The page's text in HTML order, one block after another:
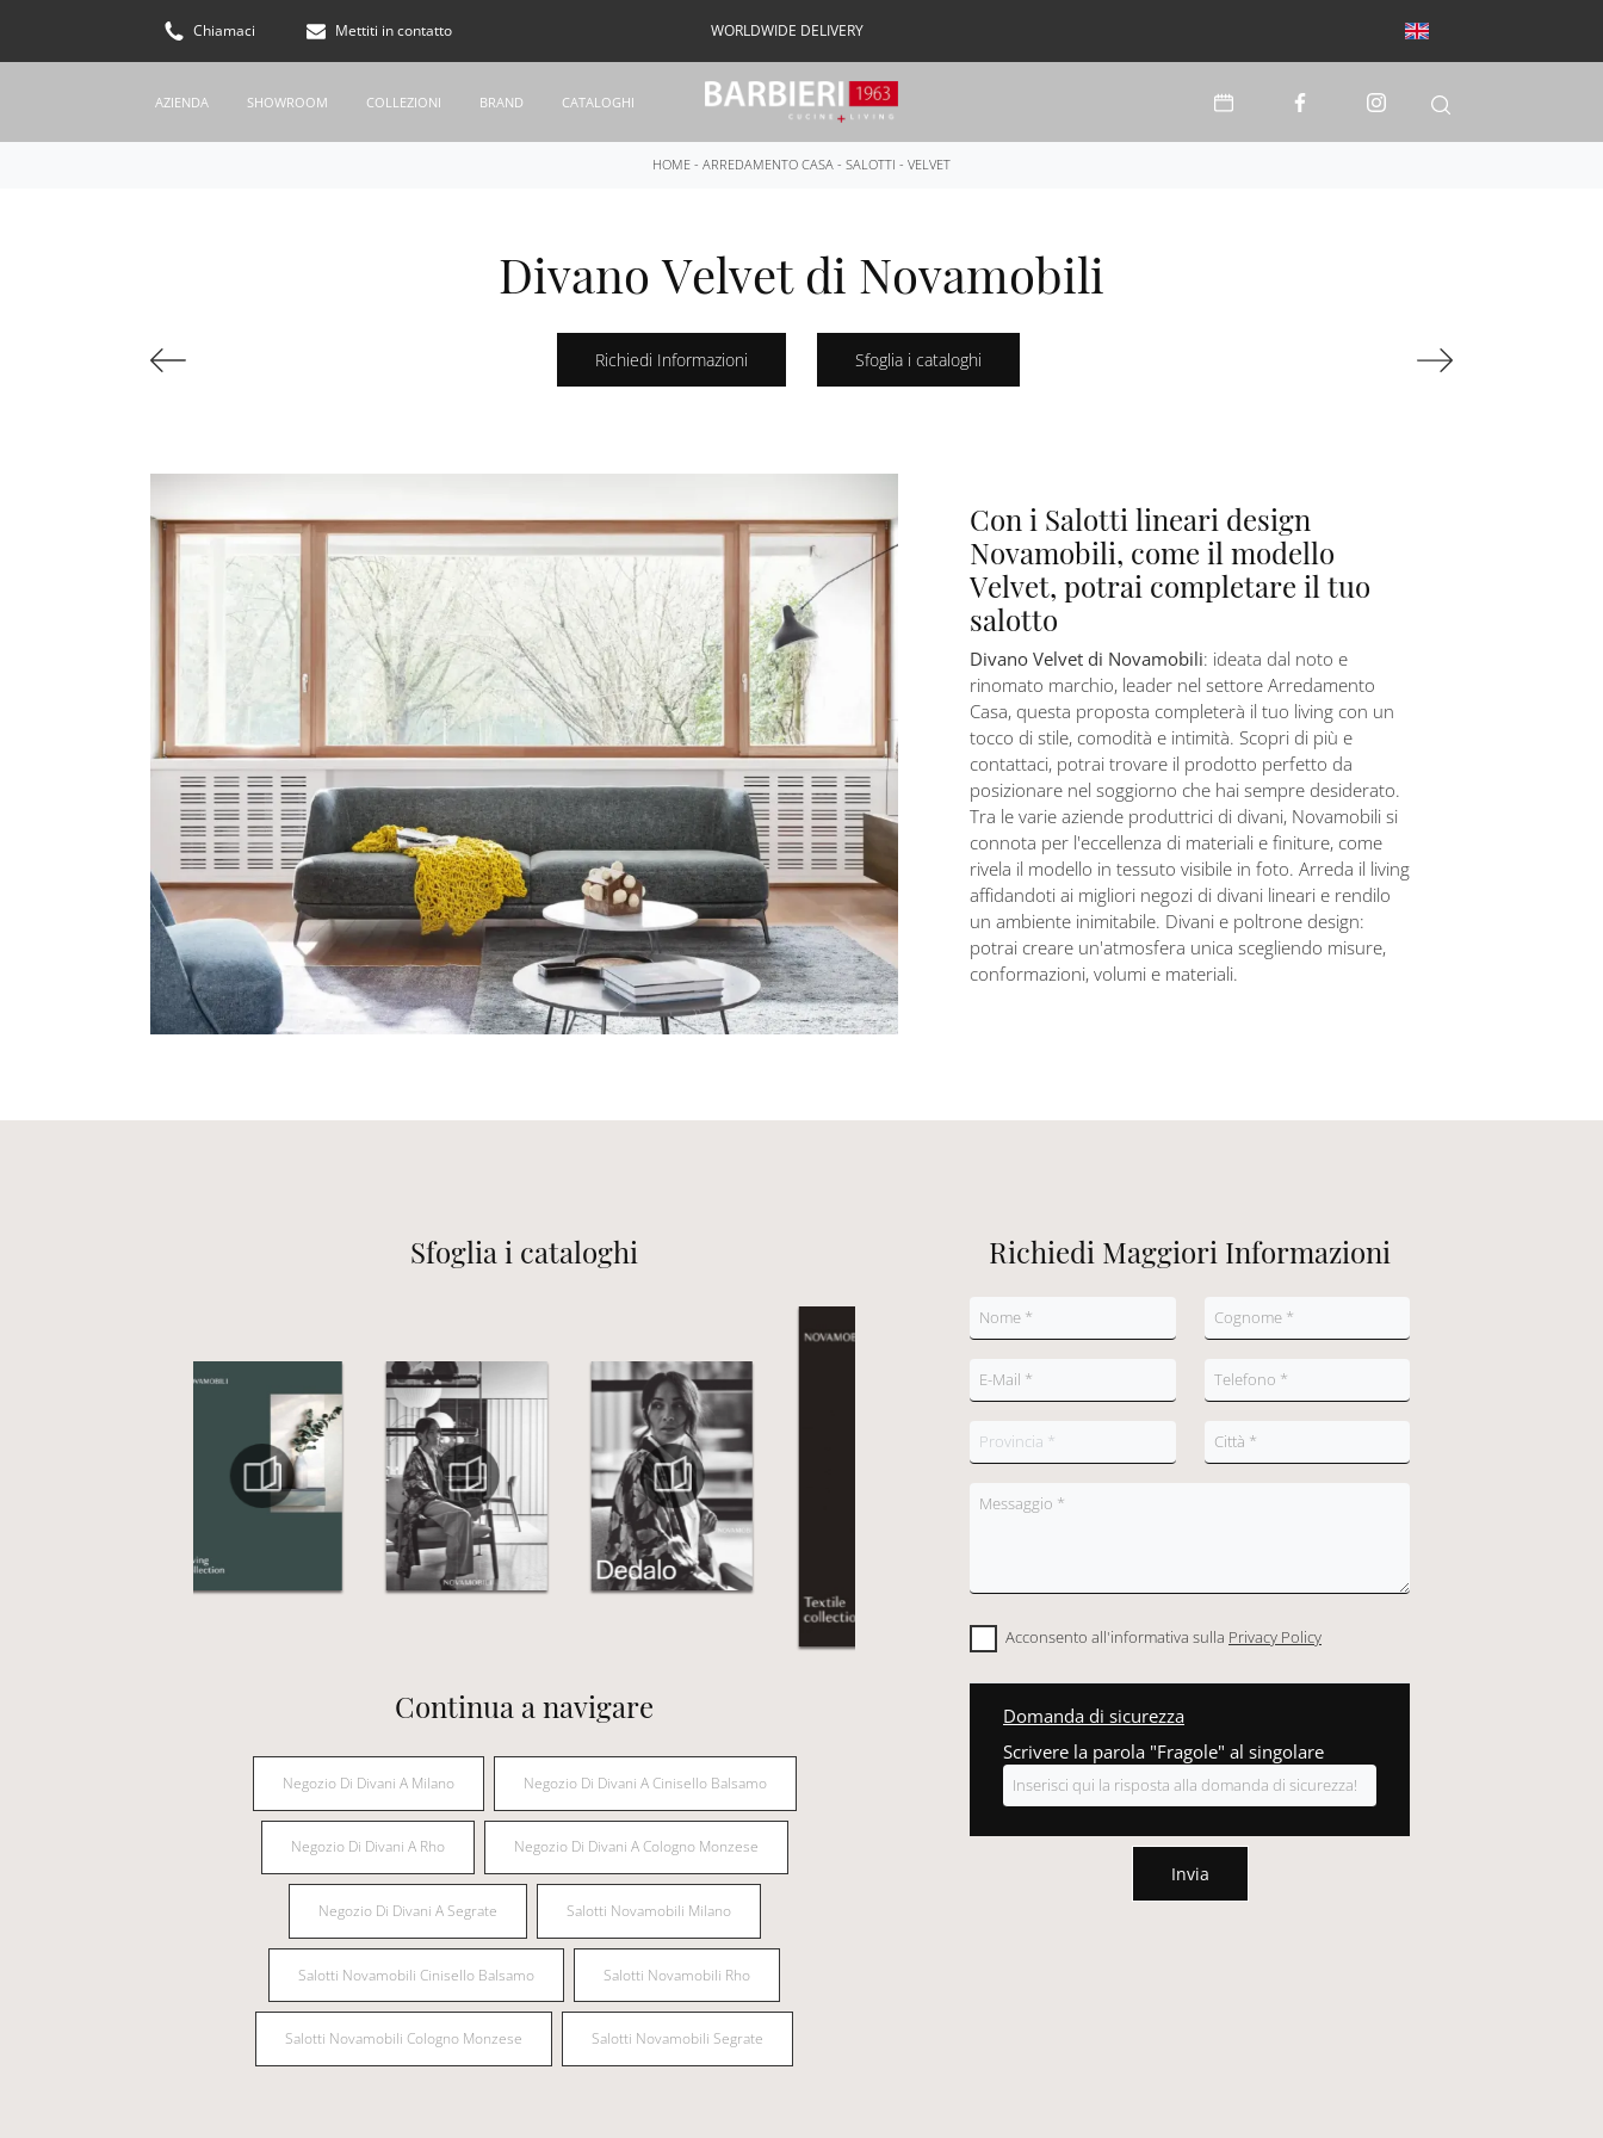
Chiamaci Mettiti in contatto WORLDWIDE DELIVERY
AZIENDA SHOWROOM COLLEZIONI BRAND CATALOGHI
HOME - ARREDAMENTO CASA - SALOTTI - VELVET
Divano Velvet di Novamobili
Richiedi Informazioni Sfoglia i cataloghi
Con i Salotti lineari design
Novamobili, come il modello
Velvet, potrai completare il tuo
salotto
Divano Velvet di Novamobili: ideata dal noto e
rinomato marchio, leader nel settore Arredamento
Casa, questa proposta completerà il tuo living con un
tocco di stile, comodità e intimità. Scopri di più e
contattaci, potrai trovare il prodotto perfetto da
posizionare nel soggiorno che hai sempre desiderato.
Tra le varie aziende produttrici di divani, Novamobili si
connota per l'eccellenza di materiali e finiture, come
rivela il modello in tessuto visibile in foto. Arreda il living
affidandoti ai migliori negozi di divani lineari e rendilo
un ambiente inimitabile. Divani e poltrone design:
potrai creare un'atmosfera unica scegliendo misure,
conformazioni, volumi e materiali.
Sfoglia i cataloghi
Continua a navigare
Negozio Di Divani A Milano Negozio Di Divani A Cinisello Balsamo
Negozio Di Divani A Rho Negozio Di Divani A Cologno Monzese
Negozio Di Divani A Segrate Salotti Novamobili Milano
Salotti Novamobili Cinisello Balsamo Salotti Novamobili Rho
Salotti Novamobili Cologno Monzese Salotti Novamobili Segrate
Richiedi Maggiori Informazioni
Acconsento all'informativa sulla Privacy Policy
Domanda di sicurezza
Scrivere la parola "Fragole" al singolare
Invia